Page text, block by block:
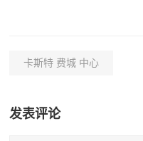
卡斯特 费城 中心
发表评论